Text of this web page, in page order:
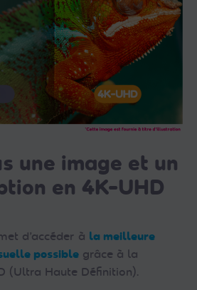
une image et un
en 4K-UHD
d’accéder à la meilleure
possible grâce à la
(Ultra Haute Définition).